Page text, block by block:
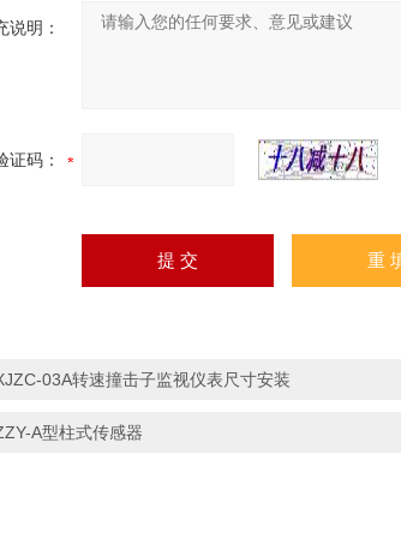
说明：
证码：
03A转速撞击子监视仪表尺寸安装
A型柱式传感器